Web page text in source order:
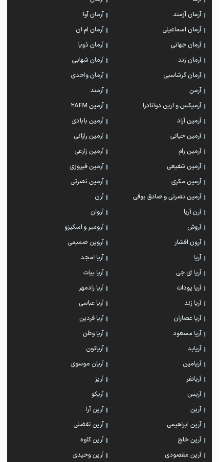
آرمان آزمند
آرمان آوا
آرمان اسماعیلی
آرمان ام ان
آرمان جهانی
آرمان ذویا
آرمان زند
آرمان شهابی
آرمان گرشاسبی
آرمان واحدی
آرمن
آرمند
آرمیکس و ارین دوانادرا
آرمین 2AFM
آرمین آراد
آرمین بابادی
آرمین حیاتی
آرمین رازانی
آرمین رام
آرمین زارعی
آرمین شفیعی
آرمین فیروزی
آرمین مکری
آرمین نصرتی
آرمین نصرتی و صادق بوقی
آرن
آرن آریا
آروان
آروش
آرومیر و اسکیزو
آرون افشار
آروین صمیمی
آریا
آریا امجد
آریا ای جی
آریا بیات
آریا پودات
آریا رادمهر
آریا زند
آریا عباسی
آریا عصاران
آریا فردین
آریا مسعود
آریا وطن
آریابد
آریاتون
آریامین
آریان موسوی
آریانفر
آریز
آریس
آریکو
آرین
آرین آرا
آرین ابراهیمی
آرین تفضلی
آرین خلج
آرین کاوه
آرین مقصودی
آرین وحیدی